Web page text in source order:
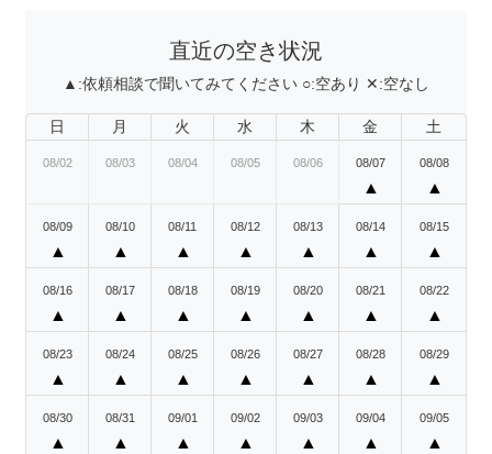
直近の空き状況
▲:依頼相談で聞いてみてください ○:空あり ✕:空なし
日 月 火 水 木 金 土
08/02 08/03 08/04 08/05 08/06 08/07
▲
08/08
▲
08/09
▲
08/10
▲
08/11
▲
08/12
▲
08/13
▲
08/14
▲
08/15
▲
08/16
▲
08/17
▲
08/18
▲
08/19
▲
08/20
▲
08/21
▲
08/22
▲
08/23
▲
08/24
▲
08/25
▲
08/26
▲
08/27
▲
08/28
▲
08/29
▲
08/30
▲
08/31
▲
09/01
▲
09/02
▲
09/03
▲
09/04
▲
09/05
▲